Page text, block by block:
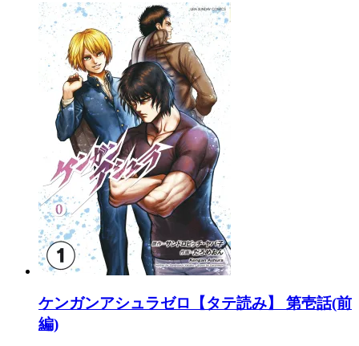
ケンガンアシュラゼロ【タテ読み】 第壱話(前
編)